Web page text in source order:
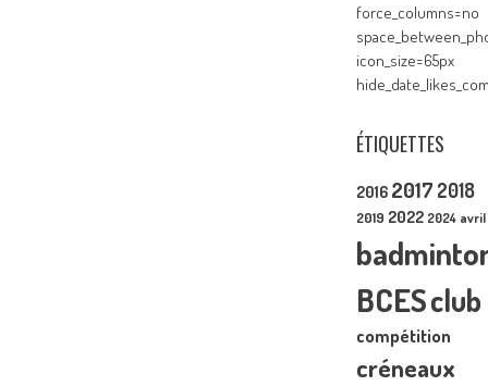
force_columns=no
icon_size=65px
ÉTIQUETTES
2016 2017 2018
2019 2022 2024 avril
BCESclub
compétition
créneaux